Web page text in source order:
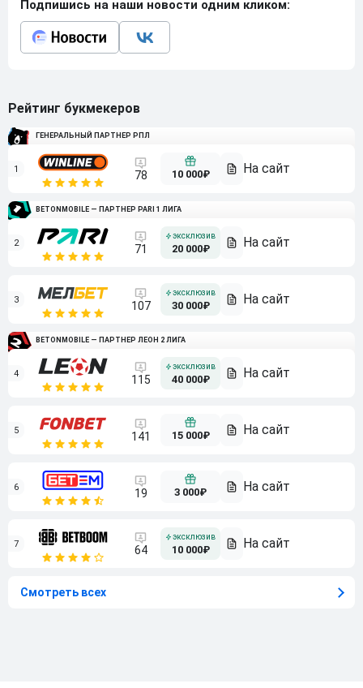
Подпишись на наши новости одним кликом:
Рейтинг букмекеров
ГЕНЕРАЛЬНЫЙ ПАРТНЕР РПЛ
1 78 10 000₽
BETONMOBILE — ПАРТНЕР PARI 1 ЛИГА
2 71 20 000₽
3 107 30 000₽
BETONMOBILE — ПАРТНЕР ЛЕОН 2 ЛИГА
4 115 40 000₽
5 141 15 000₽
6 19 3 000₽
7 64 10 000₽
Смотреть всех